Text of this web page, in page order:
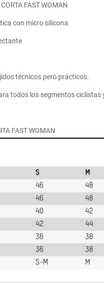
FAST WOMAN
con micro silicona
técnicos pero prácticos.
todos los segmentos
FAST WOMAN